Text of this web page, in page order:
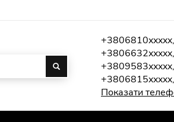
+3806810xxxxx,
+3806632xxxxx,
+3809583xxxxx,
+3806815xxxxx,
Показати